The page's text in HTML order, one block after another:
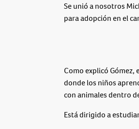
Se unió a nosotros
para adopción en el
Como explicó
donde los niños
con animales dentro
Está dirigido a